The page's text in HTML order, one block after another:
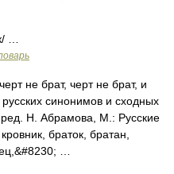
…
не брат, черт не брат, и
синонимов и сходных
Н. Абрамова, М.: Русские
браток, братан,
…